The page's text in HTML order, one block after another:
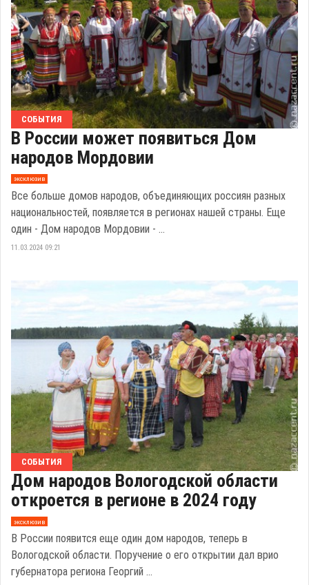
СОБЫТИЯ
В России может появиться Дом
народов Мордовии
эксклюзив
Все больше домов народов, объединяющих россиян разных
национальностей, появляется в регионах нашей страны. Еще
один - Дом народов Мордовии - ...
11.03.2024 09:21
СОБЫТИЯ
Дом народов Вологодской области
откроется в регионе в 2024 году
эксклюзив
В России появится еще один дом народов, теперь в
Вологодской области. Поручение о его открытии дал врио
губернатора региона Георгий ...